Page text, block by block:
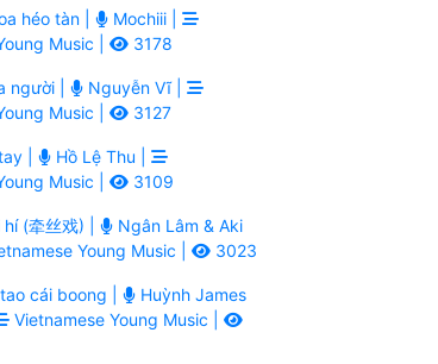
héo tàn |
Mochiii |
Music |
3178
người |
Nguyễn Vĩ |
Music |
3127
|
Hồ Lệ Thu |
Music |
3109
(牵丝戏) |
Ngân Lâm & Aki
Young Music | 3023
cái boong |
Huỳnh James
Vietnamese Young Music |